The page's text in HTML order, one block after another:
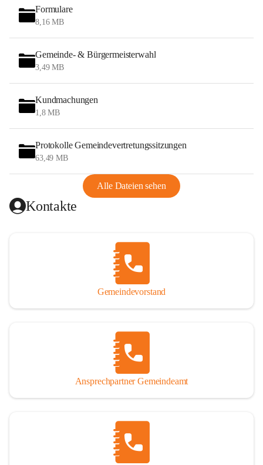
Formulare
8,16 MB
Gemeinde- & Bürgermeisterwahl
3,49 MB
Kundmachungen
1,8 MB
Protokolle Gemeindevertretungssitzungen
63,49 MB
Alle Dateien sehen
Kontakte
Gemeindevorstand
Ansprechpartner Gemeindeamt